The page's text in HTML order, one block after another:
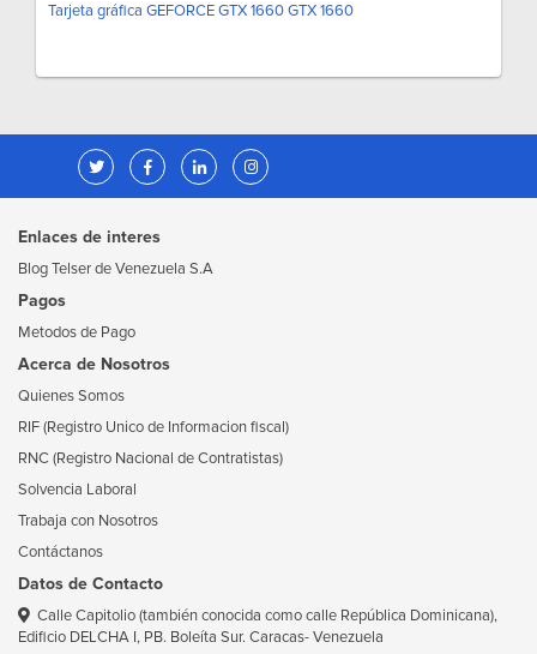
Tarjeta gráfica GEFORCE GTX 1660 GTX 1660
Enlaces de interes
Blog Telser de Venezuela S.A
Pagos
Metodos de Pago
Acerca de Nosotros
Quienes Somos
RIF (Registro Unico de Informacion fiscal)
RNC (Registro Nacional de Contratistas)
Solvencia Laboral
Trabaja con Nosotros
Contáctanos
Datos de Contacto
Calle Capitolio (también conocida como calle República Dominicana),
Edificio DELCHA I, PB. Boleíta Sur. Caracas- Venezuela